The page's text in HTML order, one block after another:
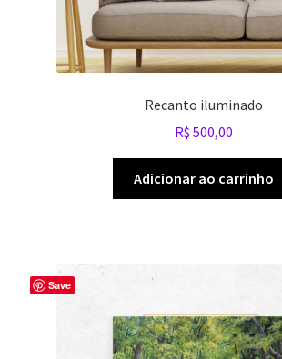
Recanto iluminado
R$ 500,00
Adicionar ao carrinho
Save